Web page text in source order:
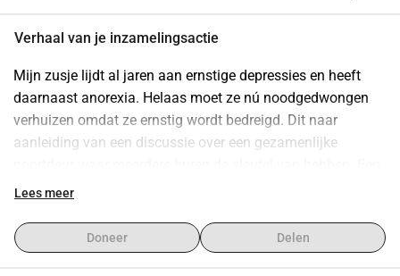
Verhaal van je inzamelingsactie
Mijn zusje lijdt al jaren aan ernstige depressies en heeft
daarnaast anorexia. Helaas moet ze nú noodgedwongen
verhuizen omdat ze ernstig wordt bedreigd. Dit naar
aanleiding van een discussie over een gezamenlijke
buurman was het er niet mee eens dat deze deur op slot
aanleiding van deze discussie zijn de dreigementen en
vernielingen begonnen. Vuurpijlen worden op haar woning
Lees meer
Doneer Delen